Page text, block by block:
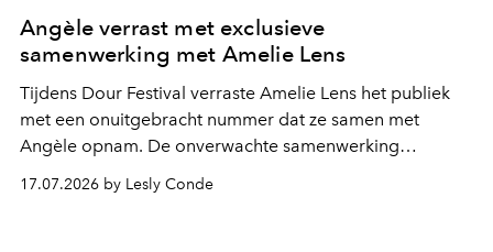
Angèle verrast met exclusieve
samenwerking met Amelie Lens
Tijdens Dour Festival verraste Amelie Lens het publiek
met een onuitgebracht nummer dat ze samen met
Angèle opnam. De onverwachte samenwerking
bevestigt de elektronische koers die de Belgische
zangeres de voorbije maanden steeds nadrukkelijker
17.07.2026 by Lesly Conde